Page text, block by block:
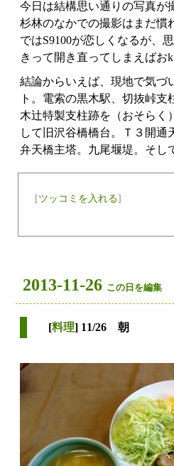
今日は結構思い通りの写真が
杉林のなかでの撮影はまだ慣
ではS9100が恋しくなるが、
きって開き直ってしまえばおk
結論からいえば、現地で気づ
ト。電索の黒木駅、切抜峠
木辻特製支柱跡を（おそらく
して旧沢谷橋橋台。Ｔ３開通
弁天橋主塔。九尾堰堤。そし
[ツッコミを入れる]
2013-11-26 この日を編集
[料理] 11/26 朝